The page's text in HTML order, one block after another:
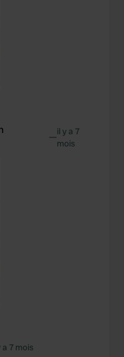
—il y a 7
mois
a 7 mois